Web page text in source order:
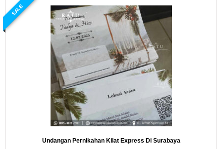
SALE
Undangan Pernikahan Kilat Express Di Surabaya